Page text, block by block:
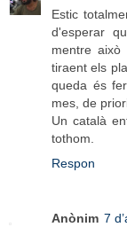
Estic
d'esperar
mentre
tiraent els
queda és
mes, de
Un català
tothom.
Respon
Anònim 7